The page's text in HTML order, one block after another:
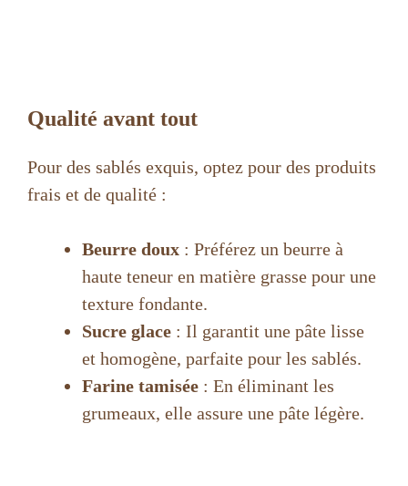
Qualité avant tout
Pour des sablés exquis, optez pour des produits
frais et de qualité :
Beurre doux : Préférez un beurre à
haute teneur en matière grasse pour une
texture fondante.
Sucre glace : Il garantit une pâte lisse
et homogène, parfaite pour les sablés.
Farine tamisée : En éliminant les
grumeaux, elle assure une pâte légère.